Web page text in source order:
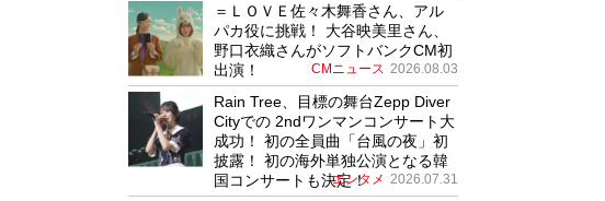
＝ＬＯＶＥ佐々木舞香さん、アル
パカ役に挑戦！ 大谷映美里さん、
野口衣織さんがソフトバンクCM初
出演！
CMニュース 2026.08.03
Rain Tree、目標の舞台Zepp Diver
Cityでの 2ndワンマンコンサート大
成功！ 初の全員曲「台風の夜」初
披露！ 初の海外単独公演となる韓
国コンサートも決定！
エンタメ 2026.07.31